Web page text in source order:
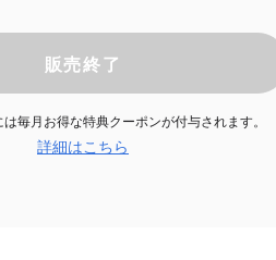
販売終了
毎月お得な特典クーポンが付与されます。
詳細はこちら